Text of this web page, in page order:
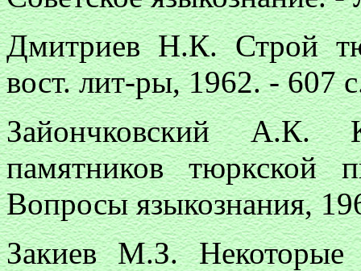
Дмитриев Н.К. Строй
вост. лит-ры, 1962. - 607
Зайончковский А.К.
памятников
Вопросы языкознания,
Закиев М.З. Некоторые